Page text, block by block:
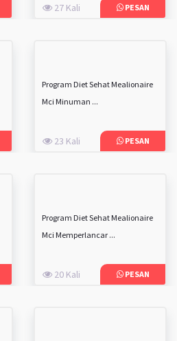
27 Kali PESAN
Program Diet Sehat Mealionaire
Mci Minuman ...
23 Kali PESAN
Program Diet Sehat Mealionaire
Mci Memperlancar ...
20 Kali PESAN